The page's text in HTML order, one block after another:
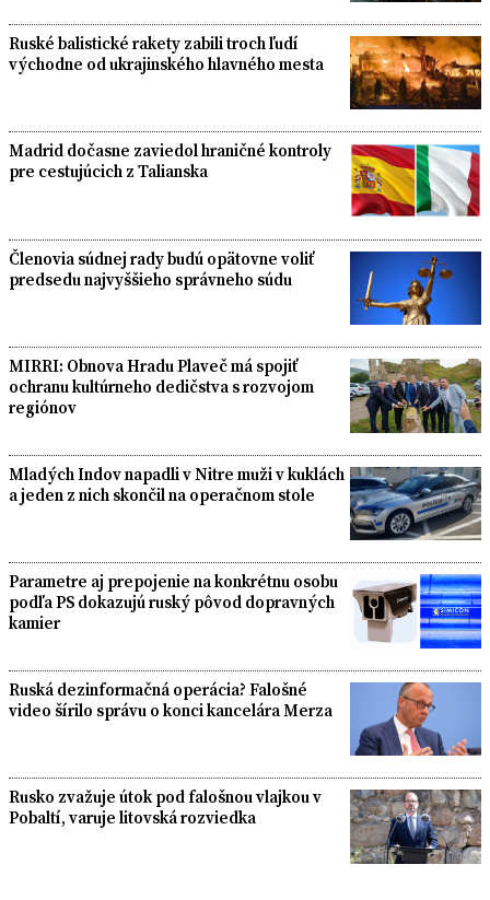
Ruské balistické rakety zabili troch ľudí
východne od ukrajinského hlavného mesta
Madrid dočasne zaviedol hraničné kontroly
pre cestujúcich z Talianska
Členovia súdnej rady budú opätovne voliť
predsedu najvyššieho správneho súdu
MIRRI: Obnova Hradu Plaveč má spojiť
ochranu kultúrneho dedičstva s rozvojom
regiónov
Mladých Indov napadli v Nitre muži v kuklách
a jeden z nich skončil na operačnom stole
Parametre aj prepojenie na konkrétnu osobu
podľa PS dokazujú ruský pôvod dopravných
kamier
Ruská dezinformačná operácia? Falošné
video šírilo správu o konci kancelára Merza
Rusko zvažuje útok pod falošnou vlajkou v
Pobaltí, varuje litovská rozviedka